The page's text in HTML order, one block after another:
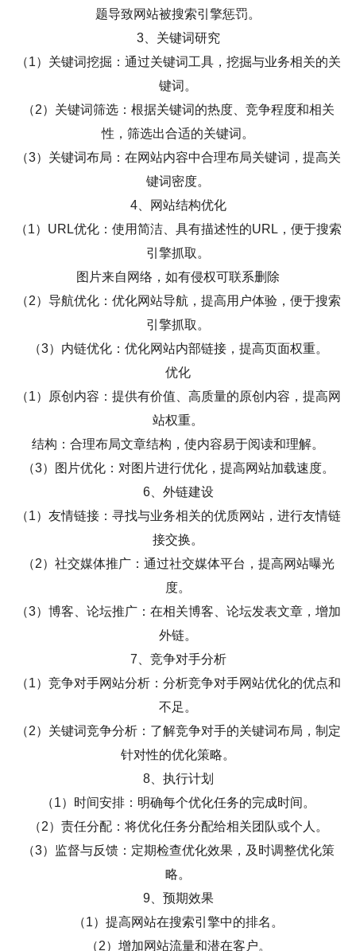
题导致网站被搜索引擎惩罚。
3、关键词研究
（1）关键词挖掘：通过关键词工具，挖掘与业务相关的关
键词。
（2）关键词筛选：根据关键词的热度、竞争程度和相关
性，筛选出合适的关键词。
（3）关键词布局：在网站内容中合理布局关键词，提高关
键词密度。
4、网站结构优化
（1）URL优化：使用简洁、具有描述性的URL，便于搜索
引擎抓取。
图片来自网络，如有侵权可联系删除
（2）导航优化：优化网站导航，提高用户体验，便于搜索
引擎抓取。
（3）内链优化：优化网站内部链接，提高页面权重。
优化
（1）原创内容：提供有价值、高质量的原创内容，提高网
站权重。
结构：合理布局文章结构，使内容易于阅读和理解。
（3）图片优化：对图片进行优化，提高网站加载速度。
6、外链建设
（1）友情链接：寻找与业务相关的优质网站，进行友情链
接交换。
（2）社交媒体推广：通过社交媒体平台，提高网站曝光
度。
（3）博客、论坛推广：在相关博客、论坛发表文章，增加
外链。
7、竞争对手分析
（1）竞争对手网站分析：分析竞争对手网站优化的优点和
不足。
（2）关键词竞争分析：了解竞争对手的关键词布局，制定
针对性的优化策略。
8、执行计划
（1）时间安排：明确每个优化任务的完成时间。
（2）责任分配：将优化任务分配给相关团队或个人。
（3）监督与反馈：定期检查优化效果，及时调整优化策
略。
9、预期效果
（1）提高网站在搜索引擎中的排名。
（2）增加网站流量和潜在客户。